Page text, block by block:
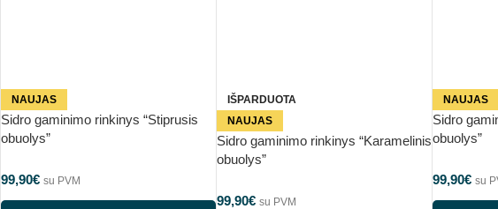
NAUJAS
Sidro gaminimo rinkinys “Stiprusis
obuolys”
99,90€ su PVM
IŠPARDUOTA
NAUJAS
Sidro gaminimo rinkinys “Karamelinis
obuolys”
99,90€ su PVM
NAUJAS
Sidro
obuolys”
99,90€ su